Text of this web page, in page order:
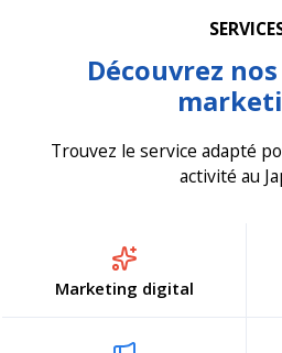
Découvrez
Trouvez le service adapté
activité au
Marketing digital